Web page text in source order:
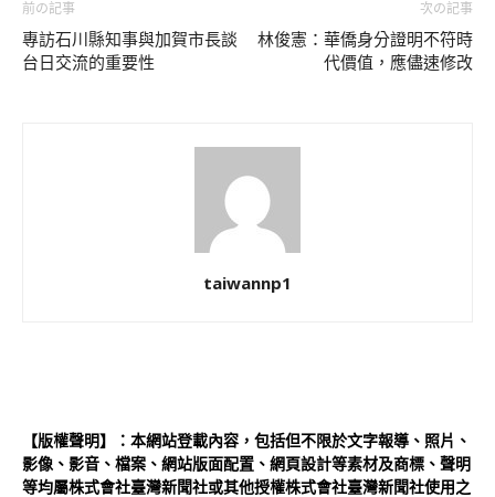
前の記事
專訪石川縣知事與加賀市長談
台日交流的重要性
次の記事
林俊憲：華僑身分證明不符時
代價值，應儘速修改
taiwannp1
【版權聲明】：本網站登載內容，包括但不限於文字報導、照片、
影像、影音、檔案、網站版面配置、網頁設計等素材及商標、聲明
等均屬株式會社臺灣新聞社或其他授權株式會社臺灣新聞社使用之